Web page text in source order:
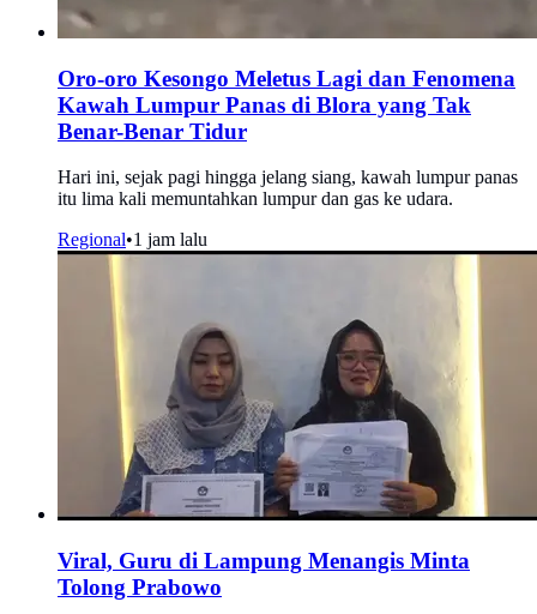
Oro-oro Kesongo Meletus Lagi dan Fenomena
Kawah Lumpur Panas di Blora yang Tak
Benar-Benar Tidur
Hari ini, sejak pagi hingga jelang siang, kawah lumpur panas
itu lima kali memuntahkan lumpur dan gas ke udara.
Regional•1 jam lalu
Viral, Guru di Lampung Menangis Minta
Tolong Prabowo